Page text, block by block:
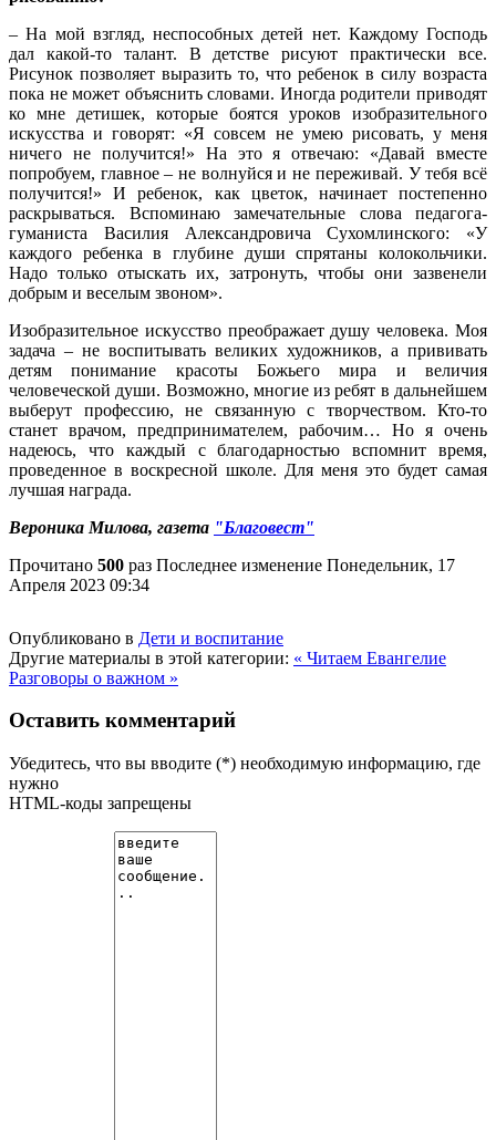
– На мой взгляд, неспособных детей нет. Каждому Господь
дал какой-то талант. В детстве рисуют практически все.
Рисунок позволяет выразить то, что ребенок в силу возраста
пока не может объяснить словами. Иногда родители приводят
ко мне детишек, которые боятся уроков изобразительного
искусства и говорят: «Я совсем не умею рисовать, у меня
ничего не получится!» На это я отвечаю: «Давай вместе
попробуем, главное – не волнуйся и не переживай. У тебя всё
получится!» И ребенок, как цветок, начинает постепенно
раскрываться. Вспоминаю замечательные слова педагога-
гуманиста Василия Александровича Сухомлинского: «У
каждого ребенка в глубине души спрятаны колокольчики.
Надо только отыскать их, затронуть, чтобы они зазвенели
добрым и веселым звоном».
Изобразительное искусство преображает душу человека. Моя
задача – не воспитывать великих художников, а прививать
детям понимание красоты Божьего мира и величия
человеческой души. Возможно, многие из ребят в дальнейшем
выберут профессию, не связанную с творчеством. Кто-то
станет врачом, предпринимателем, рабочим… Но я очень
надеюсь, что каждый с благодарностью вспомнит время,
проведенное в воскресной школе. Для меня это будет самая
лучшая награда.
Вероника Милова, газета "Благовест"
Прочитано 500 раз Последнее изменение Понедельник, 17
Апреля 2023 09:34
Опубликовано в Дети и воспитание
Другие материалы в этой категории: « Читаем Евангелие
Разговоры о важном »
Оставить комментарий
Убедитесь, что вы вводите (*) необходимую информацию, где
нужно
HTML-коды запрещены